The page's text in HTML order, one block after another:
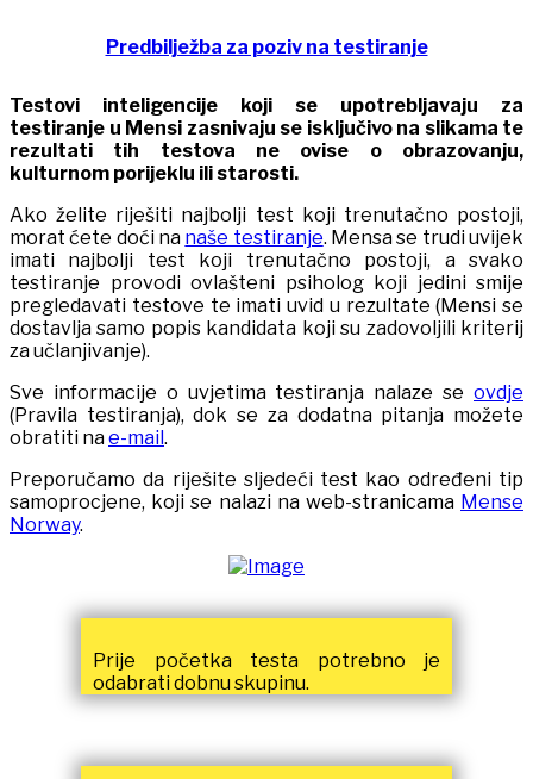
Predbilježba za poziv na testiranje
Testovi inteligencije koji se upotrebljavaju za
testiranje u Mensi zasnivaju se isključivo na slikama te
rezultati tih testova ne ovise o obrazovanju,
kulturnom porijeklu ili starosti.
Ako želite riješiti najbolji test koji trenutačno postoji,
morat ćete doći na naše testiranje. Mensa se trudi uvijek
imati najbolji test koji trenutačno postoji, a svako
testiranje provodi ovlašteni psiholog koji jedini smije
pregledavati testove te imati uvid u rezultate (Mensi se
dostavlja samo popis kandidata koji su zadovoljili kriterij
za učlanjivanje).
Sve informacije o uvjetima testiranja nalaze se ovdje
(Pravila testiranja), dok se za dodatna pitanja možete
obratiti nae-mail.
Preporučamo da riješite sljedeći test kao određeni tip
samoprocjene, koji se nalazi na web-stranicama Mense
Norway.
Prije početka testa potrebno je
odabrati dobnu skupinu.